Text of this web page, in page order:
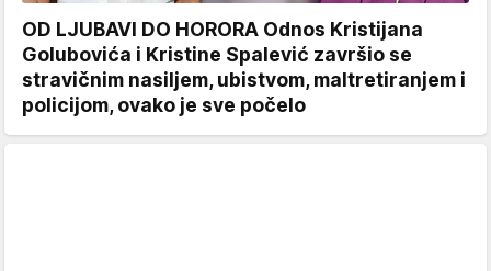
OD LJUBAVI DO HORORA Odnos Kristijana
Golubovića i Kristine Spalević završio se
stravičnim nasiljem, ubistvom, maltretiranjem i
policijom, ovako je sve počelo